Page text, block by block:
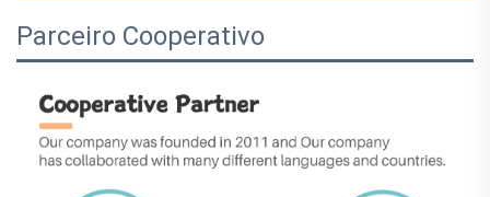
Parceiro Cooperativo